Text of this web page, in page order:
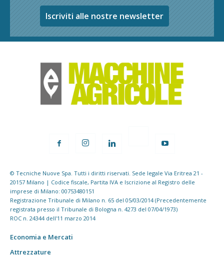
Iscriviti alle nostre newsletter
© Tecniche Nuove Spa. Tutti i diritti riservati. Sede legale Via Eritrea 21 -
20157 Milano | Codice fiscale, Partita IVA e Iscrizione al Registro delle
imprese di Milano: 00753480151
Registrazione Tribunale di Milano n. 65 del 05/03/2014 (Precedentemente
registrata presso il Tribunale di Bologna n. 4273 del 07/04/1973)
ROC n. 24344 dell'11 marzo 2014
Economia e Mercati
Attrezzature